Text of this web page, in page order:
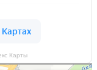
Карты